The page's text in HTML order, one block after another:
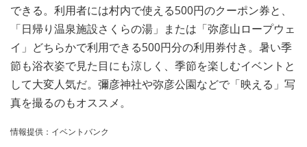
できる。利用者には村内で使える500円のクーポン券と、
「日帰り温泉施設さくらの湯」または「弥彦山ロープウェ
イ」どちらかで利用できる500円分の利用券付き。暑い季
節も浴衣姿で見た目にも涼しく、季節を楽しむイベントと
して大変人気だ。彌彦神社や弥彦公園などで「映える」写
真を撮るのもオススメ。
情報提供：イベントバンク